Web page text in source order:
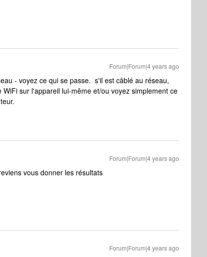
Forum|Forum|4 years ago
- voyez ce qui se passe. s'il est câblé au réseau,
sur l'appareil lui-même et/ou voyez simplement ce
Forum|Forum|4 years ago
vous donner les résultats
Forum|Forum|4 years ago